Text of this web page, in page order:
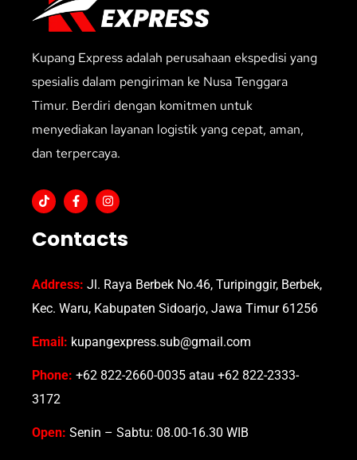
Kupang Express adalah perusahaan ekspedisi yang
spesialis dalam pengiriman ke Nusa Tenggara
Timur. Berdiri dengan komitmen untuk
menyediakan layanan logistik yang cepat, aman,
dan terpercaya.
Contacts
Address: Jl. Raya Berbek No.46, Turipinggir, Berbek,
Kec. Waru, Kabupaten Sidoarjo, Jawa Timur 61256
Email: kupangexpress.sub@gmail.com
Phone: +62 822-2660-0035 atau +62 822-2333-
3172
Open: Senin – Sabtu: 08.00-16.30 WIB